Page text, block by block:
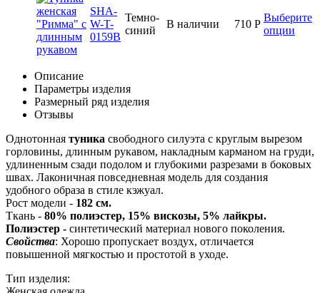
SHA-
W-T-
0159B
Темно-
синий
В наличии 710 Р
Выберите
опции
Описание
Параметры изделия
Размерный ряд изделия
Отзывы
Однотонная туника свободного силуэта с круглым вырезом
горловины, длинным рукавом, накладным карманом на груди,
удлиненным сзади подолом и глубокими разрезами в боковых
швах. Лаконичная повседневная модель для создания
удобного образа в стиле кэжуал.
Рост модели - 182 см.
Ткань - 80% полиэстер, 15% вискозы, 5% лайкры.
Полиэстер - синтетический материал нового поколения.
Свойства: Хорошо пропускает воздух, отличается
повышенной мягкостью и простотой в уходе.
Тип изделия: